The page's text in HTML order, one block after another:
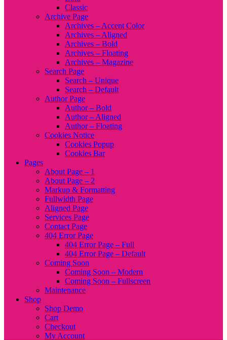
Classic
Archive Page
Archives – Accent Color
Archives – Aligned
Archives – Bold
Archives – Floating
Archives – Magazine
Search Page
Search – Unique
Search – Default
Author Page
Author – Bold
Author – Aligned
Author – Floating
Cookies Notice
Cookies Popup
Cookies Bar
Pages
About Page – 1
About Page – 2
Markup & Formatting
Fullwidth Page
Aligned Page
Services Page
Contact Page
404 Error Page
404 Error Page – Full
404 Error Page – Default
Coming Soon
Coming Soon – Modern
Coming Soon – Fullscreen
Maintenance
Shop
Shop Demo
Cart
Checkout
My Account